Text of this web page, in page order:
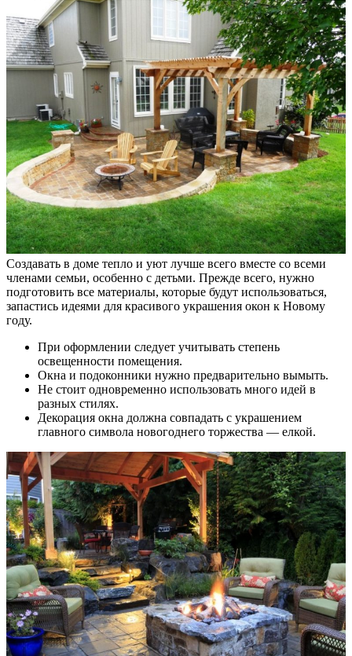
Создавать в доме тепло и уют лучше всего вместе со всеми
членами семьи, особенно с детьми. Прежде всего, нужно
подготовить все материалы, которые будут использоваться,
запастись идеями для красивого украшения окон к Новому
году.
При оформлении следует учитывать степень
освещенности помещения.
Окна и подоконники нужно предварительно вымыть.
Не стоит одновременно использовать много идей в
разных стилях.
Декорация окна должна совпадать с украшением
главного символа новогоднего торжества — елкой.